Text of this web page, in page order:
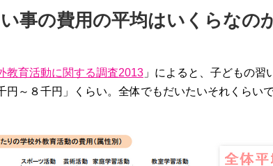
事の費用の平均はいくらなの
教育活動に関する調査2013 」によると、子どもの習
円～８千円」くらい。全体でもだいたいそれくらい